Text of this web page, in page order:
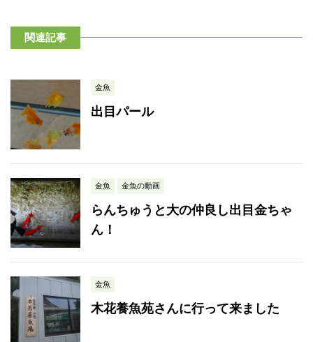
関連記事
金魚
出目パール
金魚 金魚の動画
らんちゅうと大の仲良し出目金ちゃ
ん！
金魚
木花養魚苑さんに行って来ました